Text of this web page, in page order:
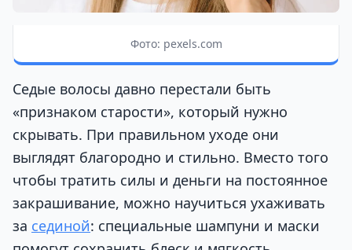
Фото: pexels.com
Седые волосы давно перестали быть
«признаком старости», который нужно
скрывать. При правильном уходе они
выглядят благородно и стильно. Вместо того
чтобы тратить силы и деньги на постоянное
закрашивание, можно научиться ухаживать
за сединой: специальные шампуни и маски